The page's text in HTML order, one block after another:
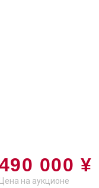
000 ¥
Цена на аукционе